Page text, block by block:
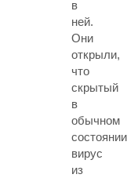
в
ней.
Они
открыли,
что
скрытый
в
обычном
состоянии
вирус
из